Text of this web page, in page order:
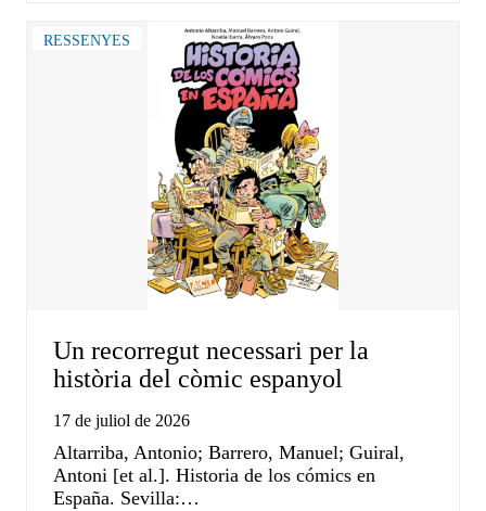
RESSENYES
Un recorregut necessari per la
història del còmic espanyol
17 de juliol de 2026
Altarriba, Antonio; Barrero, Manuel; Guiral,
Antoni [et al.]. Historia de los cómics en
España. Sevilla:…